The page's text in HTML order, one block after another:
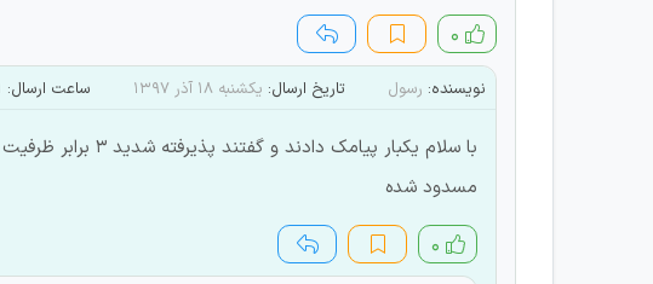
۰
نویسنده: رسول تاریخ ارسال: یکشنبه ۱۸ آذر ۱۳۹۷ ساعت ارسال:
با سلام یکبار
مسدود شده
۰